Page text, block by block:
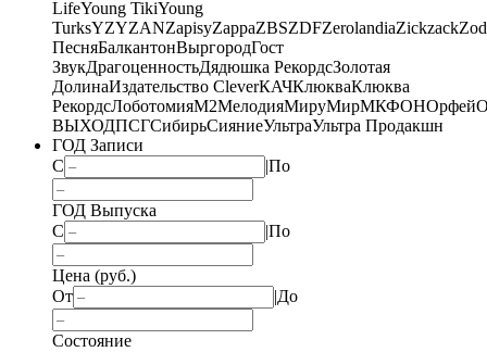
LifeYoung TikiYoung
TurksYZYZANZapisyZappaZBSZDFZerolandiaZickzack
ПесняБалкантонВыргородГост
ЗвукДрагоценностьДядюшка РекордсЗолотая
ДолинаИздательство CleverКАЧКлюкваКлюква
РекордсЛоботомияМ2МелодияМируМирМКФОНОрфей
ВЫХОДПСГСибирьСияниеУльтраУльтра Продакшн
ГОД Записи
С
|По
ГОД Выпуска
С
|По
Цена (руб.)
От
|До
Состояние